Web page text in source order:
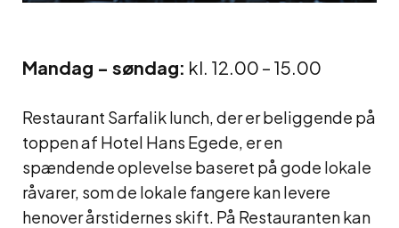
Mandag - søndag: kl. 12.00 – 15.00
Restaurant Sarfalik lunch, der er beliggende på
toppen af Hotel Hans Egede, er en
spændende oplevelse baseret på gode lokale
råvarer, som de lokale fangere kan levere
henover årstidernes skift. På Restauranten kan